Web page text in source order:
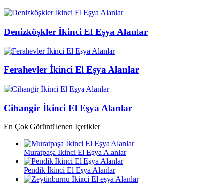
Denizköşkler İkinci El Eşya Alanlar
Ferahevler İkinci El Eşya Alanlar
Cihangir İkinci El Eşya Alanlar
En Çok Görüntülenen İçerikler
Muratpaşa İkinci El Eşya Alanlar
Pendik İkinci El Eşya Alanlar